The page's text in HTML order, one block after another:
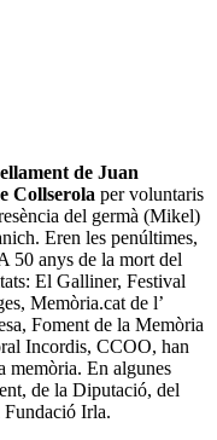
de Juan
Collserola per voluntaris
del germà (Mikel)
Eren les penúltimes,
50 anys de la mort del
El Galliner, Festival
Memòria.cat de l’
Foment de la Memòria
Incordis, CCOO, han
memòria. En algunes
de la Diputació, del
Irla.